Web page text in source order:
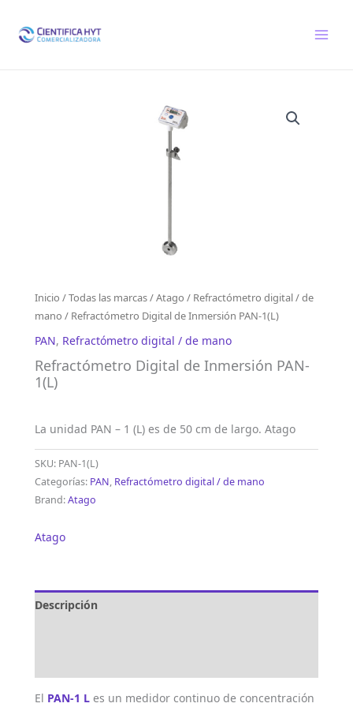
contenido
Inicio /Todas las marcas/Atago / Refractómetro digital / de
mano / Refractómetro Digital de Inmersión PAN-1(L)
PAN, Refractómetro digital / de mano
Refractómetro Digital de Inmersión PAN-
1(L)
La unidad PAN – 1 (L) es de 50 cm de largo. Atago
SKU: PAN-1(L)
Categorías: PAN, Refractómetro digital / de mano
Brand:Atago
Atago
Descripción
El PAN-1 L es un medidor continuo de concentración